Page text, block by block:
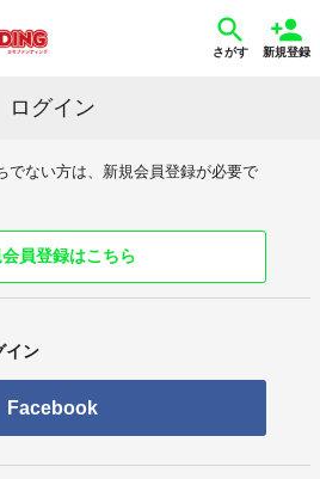
さがす 新規登録
ログイン
でない方は、新規会員登録が必要で
員登録はこちら
イン
Facebook